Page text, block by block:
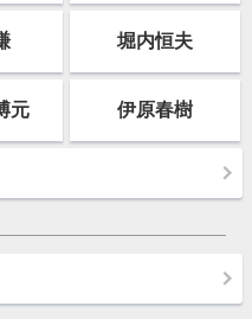
堀内恒夫
元 伊原春樹